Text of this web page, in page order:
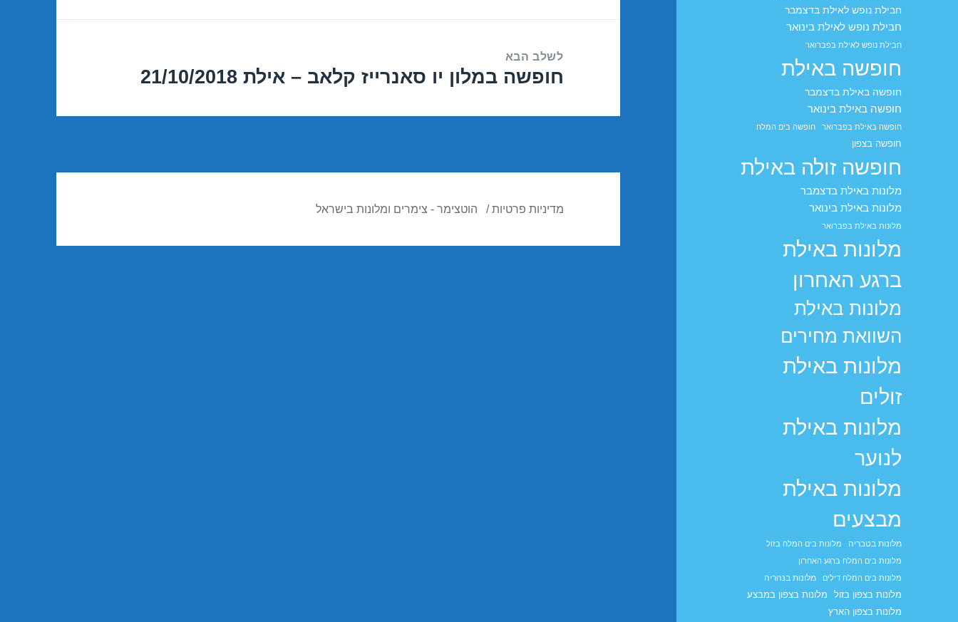
חבילת נופש לאילת בדצמבר
חבילת נופש לאילת בינואר
חבילת נופש לאילת בפברואר
חופשה באילת
חופשה באילת בדצמבר
חופשה באילת בינואר
חופשה באילת בפברואר חופשה בים המלח
חופשה בצפון
חופשה זולה באילת
מלונות באילת בדצמבר
מלונות באילת בינואר
מלונות באילת בפברואר
מלונות באילת
ברגע האחרון
מלונות באילת
השוואת מחירים
מלונות באילת
זולים
מלונות באילת
לנוער
מלונות באילת
מבצעים
מלונות בטבריה
מלונות בים המלח בזול
מלונות בים המלח ברגע האחרון
מלונות בים המלח דילים
מלונות בנהריה
מלונות בצפון בזול
מלונות בצפון במבצע
מלונות בצפון הארץ
לשלב הבא
הפוסט
חופשה במלון יו סאנרייז קלאב – אילת 21/10/2018
מדיניות פרטיות הוטצימר - צימרים ומלונות בישראל